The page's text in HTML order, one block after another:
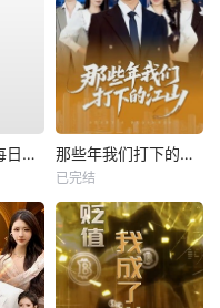
暴富：从绑定每日消费系统开始 那些年我们打下的江山
已完结